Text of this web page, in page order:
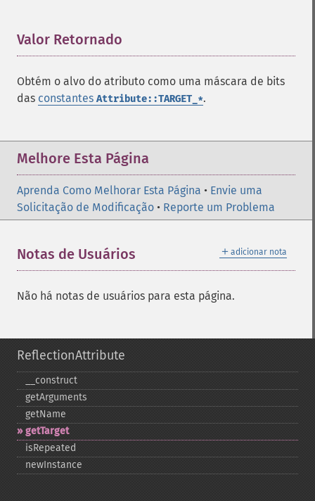
Valor Retornado
Obtém o alvo do atributo como uma máscara de bits
das constantes Attribute::TARGET_*.
Melhore Esta Página
Aprenda Como Melhorar Esta Página • Envie uma
Solicitação de Modificação • Reporte um Problema
＋ adicionar nota
Notas de Usuários
Não há notas de usuários para esta página.
ReflectionAttribute
_​_​construct
getArguments
getName
getTarget
isRepeated
newInstance